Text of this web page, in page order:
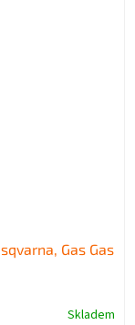
Gas Gas
Skladem